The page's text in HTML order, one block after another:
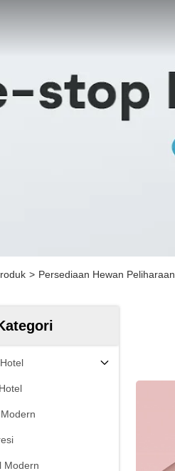
> Persediaan Hewan Peliharaan
Modern